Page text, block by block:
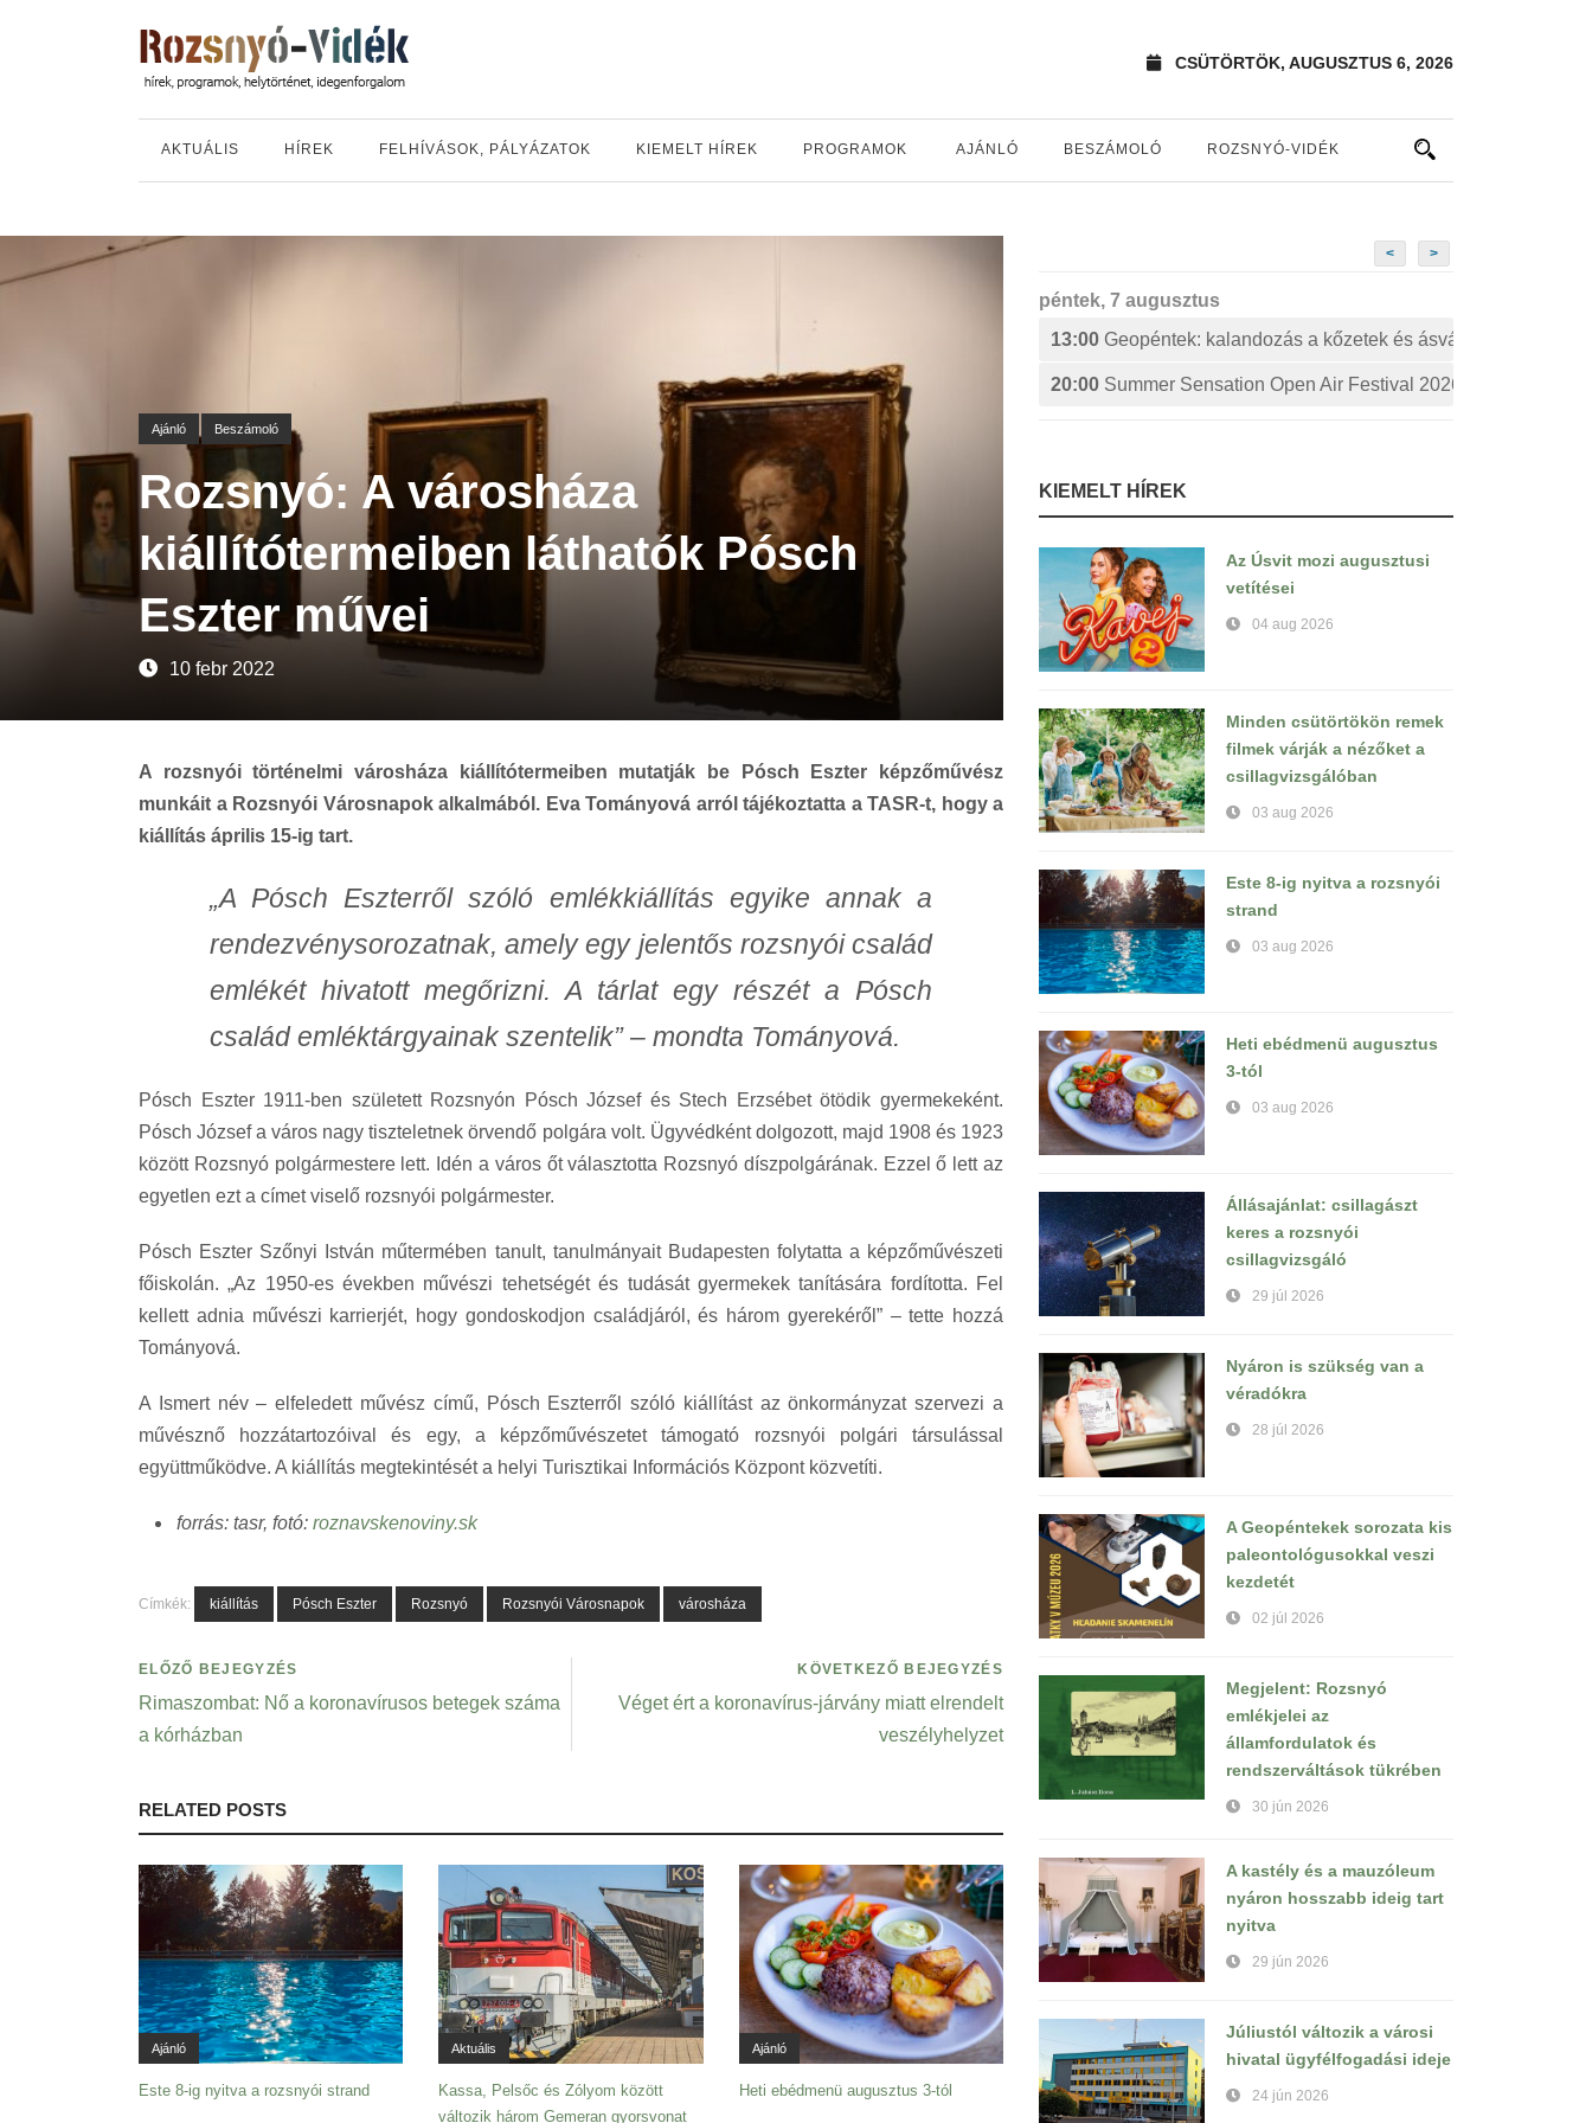
CSÜTÖRTÖK, AUGUSZTUS 6, 2026
AKTUÁLIS HÍREK FELHÍVÁSOK, PÁLYÁZATOK KIEMELT HÍREK PROGRAMOK AJÁNLÓ BESZÁMOLÓ ROZSNYÓ-VIDÉK
Ajánló Beszámoló
Rozsnyó: A városháza
kiállítótermeiben láthatók Pósch
Eszter művei
10 febr 2022
A rozsnyói történelmi városháza kiállítótermeiben mutatják be Pósch Eszter képzőművész
munkáit a Rozsnyói Városnapok alkalmából. Eva Tományová arról tájékoztatta a TASR-t, hogy a
kiállítás április 15-ig tart.
„A Pósch Eszterről szóló emlékkiállítás egyike annak a
rendezvénysorozatnak, amely egy jelentős rozsnyói család
emlékét hivatott megőrizni. A tárlat egy részét a Pósch
család emléktárgyainak szentelik” – mondta Tományová.
Pósch Eszter 1911-ben született Rozsnyón Pósch József és Stech Erzsébet ötödik gyermekeként.
Pósch József a város nagy tiszteletnek örvendő polgára volt. Ügyvédként dolgozott, majd 1908 és 1923
között Rozsnyó polgármestere lett. Idén a város őt választotta Rozsnyó díszpolgárának. Ezzel ő lett az
egyetlen ezt a címet viselő rozsnyói polgármester.
Pósch Eszter Szőnyi István műtermében tanult, tanulmányait Budapesten folytatta a képzőművészeti
főiskolán. „Az 1950-es években művészi tehetségét és tudását gyermekek tanítására fordította. Fel
kellett adnia művészi karrierjét, hogy gondoskodjon családjáról, és három gyerekéről” – tette hozzá
Tományová.
A Ismert név – elfeledett művész című, Pósch Eszterről szóló kiállítást az önkormányzat szervezi a
művésznő hozzátartozóival és egy, a képzőművészetet támogató rozsnyói polgári társulással
együttműködve. A kiállítás megtekintését a helyi Turisztikai Információs Központ közvetíti.
forrás: tasr, fotó: roznavskenoviny.sk
Címkék: kiállítás Pósch Eszter Rozsnyó Rozsnyói Városnapok városháza
ELŐZŐ BEJEGYZÉS
Rimaszombat: Nő a koronavírusos betegek száma
a kórházban
KÖVETKEZŐ BEJEGYZÉS
Véget ért a koronavírus-járvány miatt elrendelt
veszélyhelyzet
RELATED POSTS
Ajánló
Este 8-ig nyitva a rozsnyói strand
Aktuális
Kassa, Pelsőc és Zólyom között
változik három Gemeran gyorsvonat
Ajánló
Heti ebédmenü augusztus 3-tól
< >
péntek, 7 augusztus
13:00 Geopéntek: kalandozás a kőzetek és ásványok izgalmas
20:00 Summer Sensation Open Air Festival 2026:
KIEMELT HÍREK
Az Úsvit mozi augusztusi
vetítései
04 aug 2026
Minden csütörtökön remek
filmek várják a nézőket a
csillagvizsgálóban
03 aug 2026
Este 8-ig nyitva a rozsnyói
strand
03 aug 2026
Heti ebédmenü augusztus
3-tól
03 aug 2026
Állásajánlat: csillagászt
keres a rozsnyói
csillagvizsgáló
29 júl 2026
Nyáron is szükség van a
véradókra
28 júl 2026
A Geopéntekek sorozata kis
paleontológusokkal veszi
kezdetét
02 júl 2026
Megjelent: Rozsnyó
emlékjelei az
államfordulatok és
rendszerváltások tükrében
30 jún 2026
A kastély és a mauzóleum
nyáron hosszabb ideig tart
nyitva
29 jún 2026
Júliustól változik a városi
hivatal ügyfélfogadási ideje
24 jún 2026